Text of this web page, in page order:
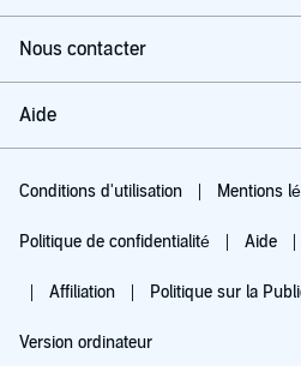
Nous contacter
Aide
Conditions d'utilisation Mentions
Politique de confidentialité Aide
Affiliation Politique sur la
Version ordinateur